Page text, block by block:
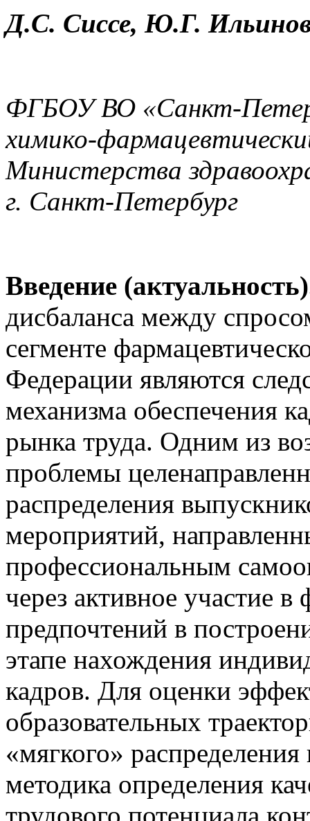
Д.С. Сиссе, Ю.Г.
ФГБОУ ВО «Санкт-
химико-
Министерства
г. Санкт-Петербург
Введение
дисбаланса между
сегменте
Федерации являются
механизма обеспечения
рынка труда. Одним из
проблемы
распределения
мероприятий,
профессиональным
через активное участие
предпочтений в
этапе нахождения
кадров. Для оценки
образовательных
«мягкого»
методика определения
трудового потенциала